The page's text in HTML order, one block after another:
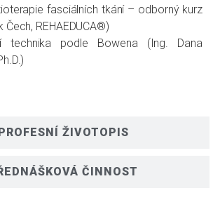
PROFESNÍ ŽIVOTOPIS
ČINNOST
fasciálních tkání – odborný kurz
Čech, REHAEDUCA®)
technika podle Bowena (Ing. Dana